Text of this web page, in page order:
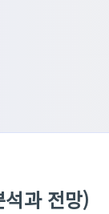
과 전망)